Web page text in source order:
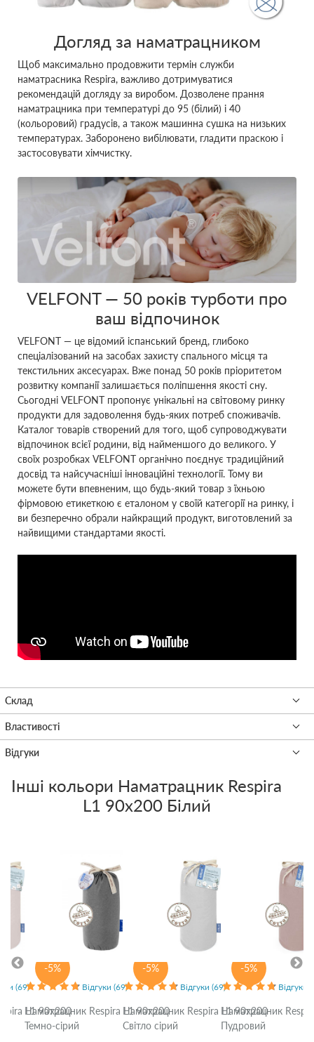
Догляд за наматрацником
Щоб максимально продовжити термін служби
наматрасника Respira, важливо дотримуватися
рекомендацій догляду за виробом. Дозволене прання
наматрацника при температурі до 95 (білий) і 40
(кольоровий) градусів, а також машинна сушка на низьких
температурах. Заборонено вибілювати, гладити праскою і
застосовувати хімчистку.
VELFONT ― 50 років турботи про
ваш відпочинок
VELFONT ― це відомий іспанський бренд, глибоко
спеціалізований на засобах захисту спального місця та
текстильних аксесуарах. Вже понад 50 років пріоритетом
розвитку компанії залишається поліпшення якості сну.
Сьогодні VELFONT пропонує унікальні на світовому ринку
продукти для задоволення будь-яких потреб споживачів.
Каталог товарів створений для того, щоб супроводжувати
відпочинок всієї родини, від найменшого до великого. У
своїх розробках VELFONT органічно поєднує традиційний
досвід та найсучасніші інноваційні технології. Тому ви
можете бути впевненим, що будь-який товар з їхньою
фірмовою етикеткою є еталоном у своїй категорії на ринку, і
ви безперечно обрали найкращий продукт, виготовлений за
найвищими стандартами якості.
Інші кольори Наматрацник Respira
L1 90x200 Білий
-5%
(69)
L1 90x200
-5%
Відгуки (69)
Наматрацник Respira L1 90x200
Темно-сірий
-5%
Відгуки (69)
Наматрацник Respira L1 90x200
Світло сірий
Відгуки
Наматрацник
Пудровий